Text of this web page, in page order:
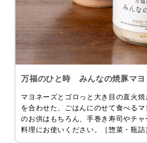
万福のひと時 みんなの焼豚マ
マヨネーズとゴロっと大き目の直火焼
を合わせた、ごはんにのせて食べるマ
のお供はもちろん、手巻き寿司やチャ
料理にお使いください。［惣菜・瓶詰